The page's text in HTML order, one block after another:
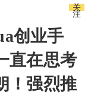
关
注
创业手
直在思考
！强烈推